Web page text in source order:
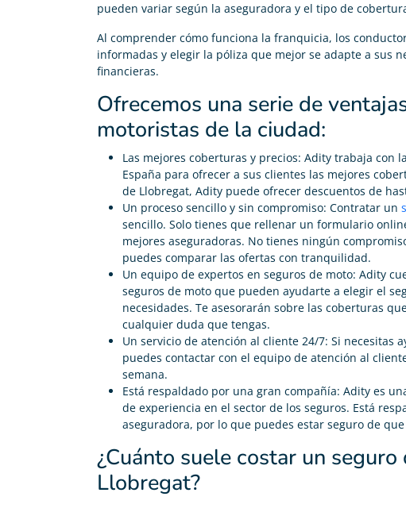
pueden variar según la aseguradora y el tipo de
Al comprender cómo funciona la franquicia, los
informadas y elegir la póliza que mejor se adapte a sus
financieras.
Ofrecemos una serie de
motoristas de la ciudad:
Las mejores coberturas y precios: Adity trabaja con
España para ofrecer a sus clientes las mejores
de Llobregat, Adity puede ofrecer descuentos de
Un proceso sencillo y sin compromiso: Contratar un
sencillo. Solo tienes que rellenar un formulario
mejores aseguradoras. No tienes ningún
puedes comparar las ofertas con tranquilidad.
Un equipo de expertos en seguros de moto: Adity
seguros de moto que pueden ayudarte a elegir el
necesidades. Te asesorarán sobre las coberturas
cualquier duda que tengas.
Un servicio de atención al cliente 24/7: Si necesitas
puedes contactar con el equipo de atención al
semana.
Está respaldado por una gran compañía: Adity es
de experiencia en el sector de los seguros. Está
aseguradora, por lo que puedes estar seguro de
¿Cuánto suele costar un seguro
Llobregat?